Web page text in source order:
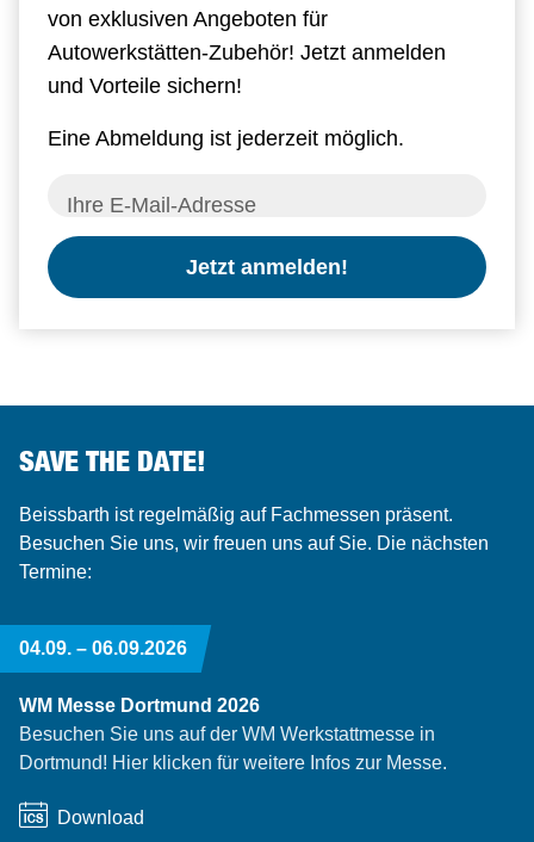
von exklusiven Angeboten für
Autowerkstätten-Zubehör! Jetzt anmelden
und Vorteile sichern!
Eine Abmeldung ist jederzeit möglich.
Ihre E-Mail-Adresse
Jetzt anmelden!
SAVE THE DATE!
Beissbarth ist regelmäßig auf Fachmessen präsent.
Besuchen Sie uns, wir freuen uns auf Sie. Die nächsten
Termine:
04.09. – 06.09.2026
WM Messe Dortmund 2026
Besuchen Sie uns auf der WM Werkstattmesse in
Dortmund! Hier klicken für weitere Infos zur Messe.
Download